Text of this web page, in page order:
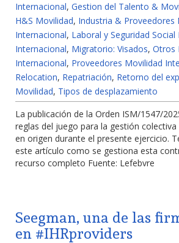
Internacional, Gestion del Talento &
H&S Movilidad, Industria & Proveedores
Internacional, Laboral y Seguridad Social
Internacional, Migratorio: Visados, Otros
Internacional, Proveedores Movilidad
Relocation, Repatriación, Retorno del
Movilidad, Tipos de desplazamiento
La publicación de la Orden ISM/1547/
reglas del juego para la gestión
en origen durante el presente ejercicio.
este artículo como se gestiona esta
recurso completo Fuente: Lefebvre
Seegman, una de las
en #IHRproviders